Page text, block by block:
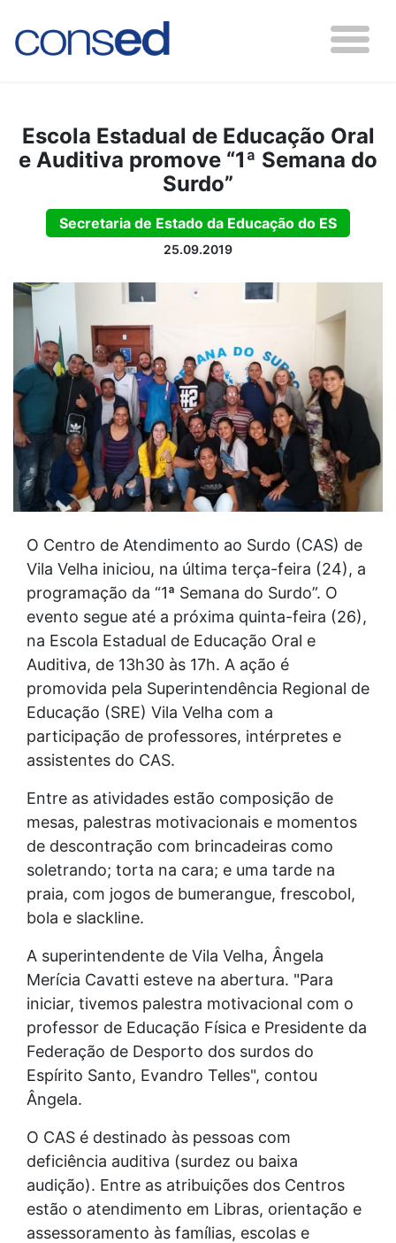
Escola Estadual de Educação Oral
e Auditiva promove “1ª Semana do
Surdo”
Secretaria de Estado da Educação do ES
25.09.2019
O Centro de Atendimento ao Surdo (CAS) de
Vila Velha iniciou, na última terça-feira (24), a
programação da “1ª Semana do Surdo”. O
evento segue até a próxima quinta-feira (26),
na Escola Estadual de Educação Oral e
Auditiva, de 13h30 às 17h. A ação é
promovida pela Superintendência Regional de
Educação (SRE) Vila Velha com a
participação de professores, intérpretes e
assistentes do CAS.
Entre as atividades estão composição de
mesas, palestras motivacionais e momentos
de descontração com brincadeiras como
soletrando; torta na cara; e uma tarde na
praia, com jogos de bumerangue, frescobol,
bola e slackline.
A superintendente de Vila Velha, Ângela
Merícia Cavatti esteve na abertura. "Para
iniciar, tivemos palestra motivacional com o
professor de Educação Física e Presidente da
Federação de Desporto dos surdos do
Espírito Santo, Evandro Telles", contou
Ângela.
O CAS é destinado às pessoas com
deficiência auditiva (surdez ou baixa
audição). Entre as atribuições dos Centros
estão o atendimento em Libras, orientação e
assessoramento às famílias, escolas e